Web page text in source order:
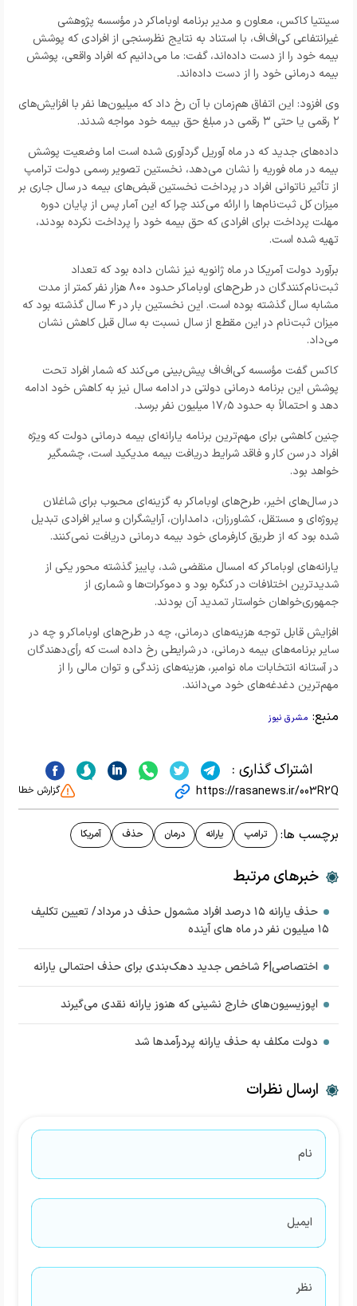
سینتیا کاکس، معاون و مدیر برنامه اوباماکر در مؤسسه پژوهشی
غیرانتفاعی کی‌اف‌اف، با استناد به نتایج نظرسنجی از افرادی که پوشش
بیمه خود را از دست داده‌اند، گفت: ما می‌دانیم که افراد واقعی، پوشش
بیمه درمانی خود را از دست داده‌اند.
وی افزود: این اتفاق هم‌زمان با آن رخ داد که میلیون‌ها نفر با افزایش‌های
۲ رقمی یا حتی ۳ رقمی در مبلغ حق بیمه خود مواجه شدند.
داده‌های جدید که در ماه آوریل گردآوری شده است اما وضعیت پوشش
بیمه در ماه فوریه را نشان می‌دهد، نخستین تصویر رسمی دولت ترامپ
از تأثیر ناتوانی افراد در پرداخت نخستین قبض‌های بیمه در سال جاری بر
میزان کل ثبت‌نام‌ها را ارائه می‌کند چرا که این آمار پس از پایان دوره
مهلت پرداخت برای افرادی که حق بیمه خود را پرداخت نکرده بودند،
تهیه شده است.
برآورد دولت آمریکا در ماه ژانویه نیز نشان داده بود که تعداد
ثبت‌نام‌کنندگان در طرح‌های اوباماکر حدود ۸۰۰ هزار نفر کمتر از مدت
مشابه سال گذشته بوده است. این نخستین بار در ۴ سال گذشته بود که
میزان ثبت‌نام در این مقطع از سال نسبت به سال قبل کاهش نشان
می‌داد.
کاکس گفت مؤسسه کی‌اف‌اف پیش‌بینی می‌کند که شمار افراد تحت
پوشش این برنامه درمانی دولتی در ادامه سال نیز به کاهش خود ادامه
دهد و احتمالاً به حدود ۱۷٫۵ میلیون نفر برسد.
چنین کاهشی برای مهم‌ترین برنامه یارانه‌ای بیمه درمانی دولت که ویژه
افراد در سن کار و فاقد شرایط دریافت بیمه مدیکید است، چشمگیر
خواهد بود.
در سال‌های اخیر، طرح‌های اوباماکر به گزینه‌ای محبوب برای شاغلان
پروژه‌ای و مستقل، کشاورزان، دامداران، آرایشگران و سایر افرادی تبدیل
شده بود که از طریق کارفرمای خود بیمه درمانی دریافت نمی‌کنند.
یارانه‌های اوباماکر که امسال منقضی شد، پاییز گذشته محور یکی از
شدیدترین اختلافات در کنگره بود و دموکرات‌ها و شماری از
جمهوری‌خواهان خواستار تمدید آن بودند.
افزایش قابل توجه هزینه‌های درمانی، چه در طرح‌های اوباماکر و چه در
سایر برنامه‌های بیمه درمانی، در شرایطی رخ داده است که رأی‌دهندگان
در آستانه انتخابات ماه نوامبر، هزینه‌های زندگی و توان مالی را از
مهم‌ترین دغدغه‌های خود می‌دانند.
منبع: مشرق نیوز
اشتراک گذاری :
https://rasanews.ir/003R2Q گزارش خطا
برچسب ها: ترامپ یارانه درمان حذف آمریکا
خبرهای مرتبط
حذف یارانه ۱۵ درصد افراد مشمول حذف در مرداد/ تعیین تکلیف
۱۵ میلیون نفر در ماه های آینده
اختصاصی|۶ شاخص جدید دهک‌بندی برای حذف احتمالی یارانه
اپوزیسیون‌های خارج نشینی که هنوز یارانه نقدی می‌گیرند
دولت مکلف به حذف یارانه پردرآمدها شد
ارسال نظرات